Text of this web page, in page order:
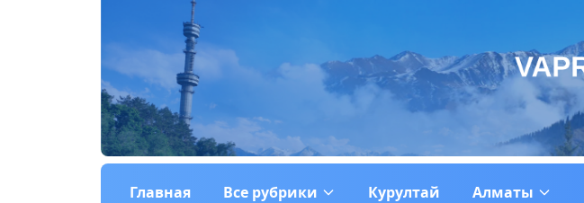
Главная Все рубрики Курултай Алматы